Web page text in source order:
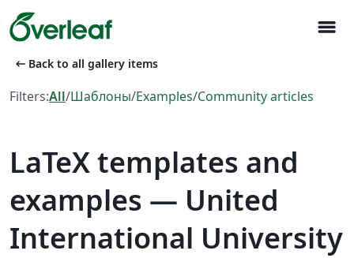
menu
arrow_left_alt Back to all gallery items
Filters:All/Шаблоны/Examples/Community articles
LaTeX templates and
examples — United
International University